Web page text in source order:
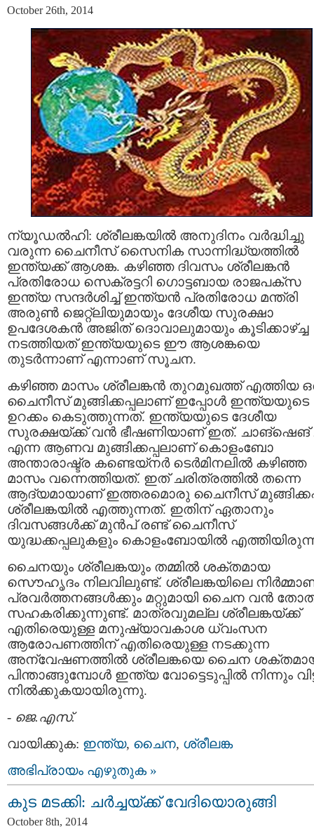
October 26th, 2014
ന്യൂഡൽഹി: ശ്രീലങ്കയിൽ അനുദിനം വർദ്ധിച്ചു
വരുന്ന ചൈനീസ് സൈനിക സാന്നിദ്ധ്യത്തിൽ
ഇന്ത്യക്ക് ആശങ്ക. കഴിഞ്ഞ ദിവസം ശ്രീലങ്കൻ
പ്രതിരോധ സെക്രട്ടറി ഗൊട്ടബായ രാജപക്സ
ഇന്ത്യ സന്ദർശിച്ച് ഇന്ത്യൻ പ്രതിരോധ മന്ത്രി
അരുൺ ജെറ്റ്ലിയുമായും ദേശീയ സുരക്ഷാ
ഉപദേശകൻ അജിത് ദൊവാലുമായും കൂടിക്കാഴ്ച്ച
നടത്തിയത് ഇന്ത്യയുടെ ഈ ആശങ്കയെ
തുടർന്നാണ് എന്നാണ് സൂചന.
കഴിഞ്ഞ മാസം ശ്രീലങ്കൻ തുറമുഖത്ത് എത്തിയ
ചൈനീസ് മുങ്ങിക്കപ്പലാണ് ഇപ്പോൾ ഇന്ത്യയുടെ
ഉറക്കം കെടുത്തുന്നത്. ഇന്ത്യയുടെ ദേശീയ
സുരക്ഷയ്ക്ക് വൻ ഭീഷണിയാണ് ഇത്. ചാങ്ഷെങ്
എന്ന ആണവ മുങ്ങിക്കപ്പലാണ് കൊളംബോ
അന്താരാഷ്ട്ര കണ്ടെയ്നർ ടെർമിനലിൽ കഴിഞ്ഞ
മാസം വന്നെത്തിയത്. ഇത് ചരിത്രത്തിൽ തന്നെ
ആദ്യമായാണ് ഇത്തരമൊരു ചൈനീസ്
ശ്രീലങ്കയിൽ എത്തുന്നത്. ഇതിന് ഏതാനും
ദിവസങ്ങൾക്ക് മുൻപ് രണ്ട് ചൈനീസ്
യുദ്ധക്കപ്പലുകളും കൊളംബോയിൽ
ചൈനയും ശ്രീലങ്കയും തമ്മിൽ ശക്തമായ
സൌഹൃദം നിലവിലുണ്ട്. ശ്രീലങ്കയിലെ
പ്രവർത്തനങ്ങൾക്കും മറ്റുമായി ചൈന വൻ
സഹകരിക്കുന്നുണ്ട്. മാത്രവുമല്ല ശ്രീലങ്കയ്ക്ക്
എതിരെയുള്ള മനുഷ്യാവകാശ ധ്വംസന
ആരോപണത്തിന് എതിരെയുള്ള നടക്കുന്ന
അന്വേഷണത്തിൽ ശ്രീലങ്കയെ ചൈന
പിന്താങ്ങുമ്പോൾ ഇന്ത്യ വോട്ടെടുപ്പിൽ നിന്നും
നിൽക്കുകയായിരുന്നു.
- ജെ.എസ്.
വായിക്കുക: ഇന്ത്യ, ചൈന, ശ്രീലങ്ക
അഭിപ്രായം എഴുതുക »
കുട മടക്കി: ചർച്ചയ്ക്ക് വേദിയൊരുങ്ങി
October 8th, 2014